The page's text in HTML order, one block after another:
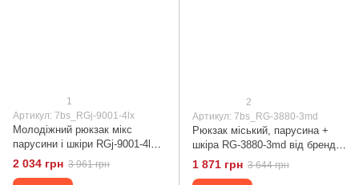
1
Артикул: 7bs_RGj-9001-4lx
Молодіжний рюкзак мікс
парусини і шкіри RGj-9001-4lx
TARWA
2 034 грн 3 961 грн
2
Артикул: 7bs_RG-3880-3md
Рюкзак міський, парусина +
шкіра RG-3880-3md від бренду
TARWA
1 871 грн 3 644 грн